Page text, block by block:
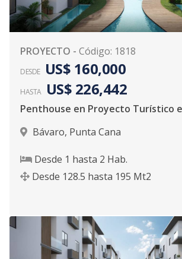
PROYECTO - Código: 1818
DESDE US$ 160,000
HASTA US$ 226,442
Penthouse en Proyecto Turístico
Bávaro, Punta Cana
Desde 1 hasta 2 Hab.
Desde 128.5 hasta 195 Mt2